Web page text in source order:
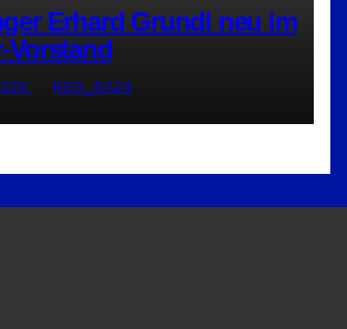
Erhard Grundl neu im
Vorstand
RED_RA24